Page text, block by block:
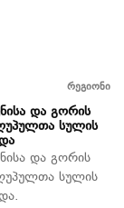
რეგიონი
და გორის
სულის
და გორის
სულის